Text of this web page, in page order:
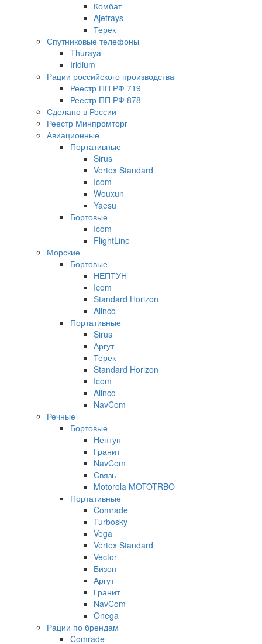
Комбат
Ajetrays
Терек
Спутниковые телефоны
Thuraya
Iridium
Рации российского производства
Реестр ПП РФ 719
Реестр ПП РФ 878
Сделано в России
Реестр Минпромторг
Авиационные
Портативные
Sirus
Vertex Standard
Icom
Wouxun
Yaesu
Бортовые
Icom
FlightLine
Морские
Бортовые
НЕПТУН
Icom
Standard Horizon
Alinco
Портативные
Sirus
Аргут
Терек
Standard Horizon
Icom
Alinco
NavCom
Речные
Бортовые
Нептун
Гранит
NavCom
Связь
Motorola MOTOTRBO
Портативные
Comrade
Turbosky
Vega
Vertex Standard
Vector
Бизон
Аргут
Гранит
NavCom
Onega
Рации по брендам
Comrade